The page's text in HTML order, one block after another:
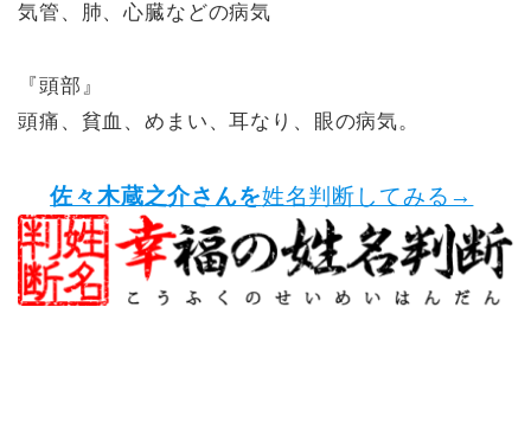
気管、肺、心臓などの病気
『頭部』
頭痛、貧血、めまい、耳なり、眼の病気。
佐々木蔵之介さんを姓名判断してみる→